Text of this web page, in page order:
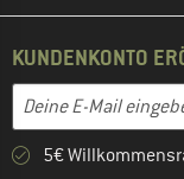
KUNDENKONTO
Deine E-Mail
Gib hier deine E-
5€